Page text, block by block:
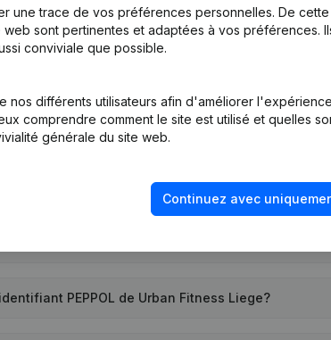
Morale, Ouverture Succursale, etc...)
PEPPOL de Urban Fitness Liege?
une trace de vos préférences personnelles. De cette
sont pertinentes et adaptées à vos préférences.
conviviale que possible.
nos différents utilisateurs afin d'améliorer
comprendre comment le site est utilisé et quelles
générale du site web.
Continuez avec